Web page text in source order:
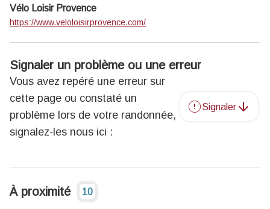
Vélo Loisir Provence
https://www.veloloisirprovence.com/
Signaler un problème ou une erreur
Vous avez repéré une erreur sur
cette page ou constaté un
problème lors de votre randonnée,
signalez-les nous ici :
Signaler
À proximité 10